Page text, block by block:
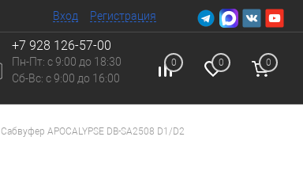
Вход Регистрация
+7 928 126-57-00
Пн-Пт: с 9:00 до 18:30
Сб-Вc: с 9:00 до 16:00
0 0 0
Сабвуфер APOCALYPSE DB-SA2508 D1/D2